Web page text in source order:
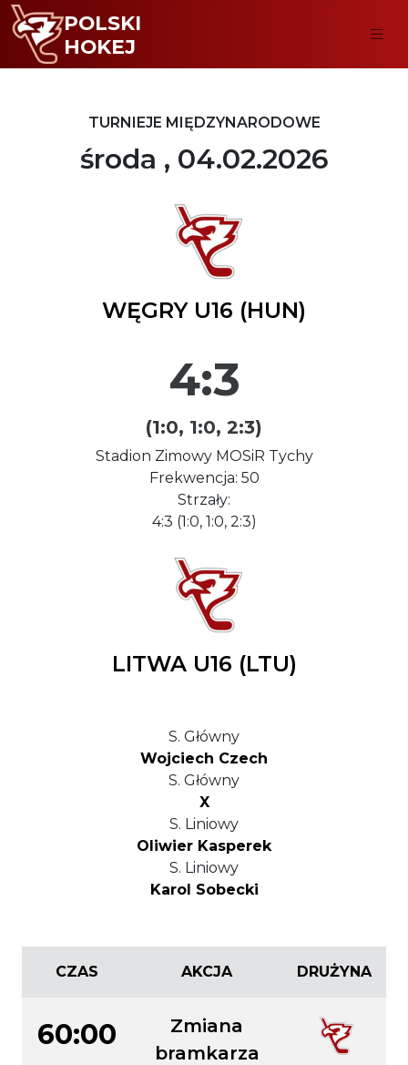
POLSKI
HOKEJ
TURNIEJE MIĘDZYNARODOWE
środa , 04.02.2026
WĘGRY U16 (HUN)
4:3
(1:0, 1:0, 2:3)
Stadion Zimowy MOSiR Tychy
Frekwencja: 50
Strzały:
4:3 (1:0, 1:0, 2:3)
LITWA U16 (LTU)
S. Główny
Wojciech Czech
S. Główny
X
S. Liniowy
Oliwier Kasperek
S. Liniowy
Karol Sobecki
CZAS AKCJA DRUŻYNA
60:00
Zmiana
bramkarza